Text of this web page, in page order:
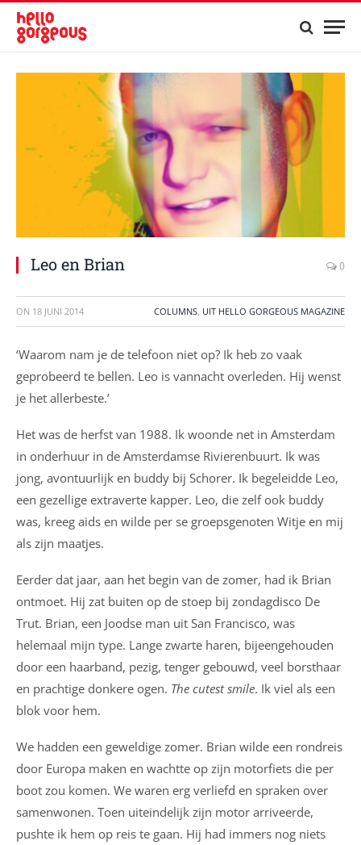
Leo en Brian 0
ON 18 JUNI 2014 COLUMNS, UIT HELLO GORGEOUS MAGAZINE
‘Waarom nam je de telefoon niet op? Ik heb zo vaak
geprobeerd te bellen. Leo is vannacht overleden. Hij wenst
je het allerbeste.’
Het was de herfst van 1988. Ik woonde net in Amsterdam
in onderhuur in de Amsterdamse Rivierenbuurt. Ik was
jong, avontuurlijk en buddy bij Schorer. Ik begeleidde Leo,
een gezellige extraverte kapper. Leo, die zelf ook buddy
was, kreeg aids en wilde per se groepsgenoten Witje en mij
als zijn maatjes.
Eerder dat jaar, aan het begin van de zomer, had ik Brian
ontmoet. Hij zat buiten op de stoep bij zondagdisco De
Trut. Brian, een Joodse man uit San Francisco, was
helemaal mijn type. Lange zwarte haren, bijeengehouden
door een haarband, pezig, tenger gebouwd, veel borsthaar
en prachtige donkere ogen. The cutest smile. Ik viel als een
blok voor hem.
We hadden een geweldige zomer. Brian wilde een rondreis
door Europa maken en wachtte op zijn motorfiets die per
boot zou komen. We waren erg verliefd en spraken over
samenwonen. Toen uiteindelijk zijn motor arriveerde,
pushte ik hem op reis te gaan. Hij had immers nog niets